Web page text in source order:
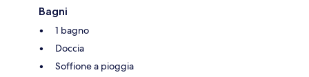
Bagni
1 bagno
Doccia
Soffione a pioggia